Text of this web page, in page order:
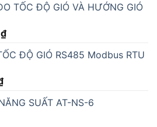
TỐC ĐỘ GIÓ VÀ HƯỚNG GIÓ
₫
ĐỘ GIÓ RS485 Modbus RTU
SUẤT AT-NS-6